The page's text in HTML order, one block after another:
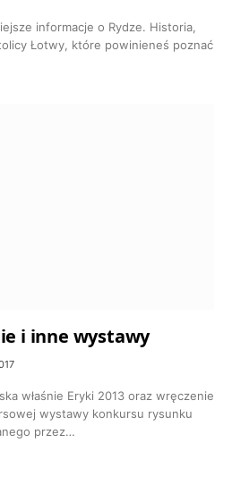
informacje o Rydze. Historia,
Łotwy, które powinieneś poznać
i inne wystawy
właśnie Eryki 2013 oraz wręczenie
wystawy konkursu rysunku
przez…